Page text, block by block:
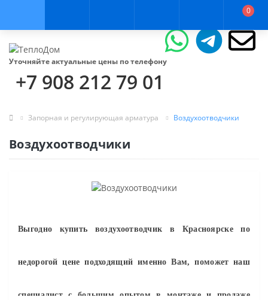
0
Уточняйте актуальные цены по телефону
+7 908 212 79 01
Запорная и регулирующая арматура Воздухоотводчики
Воздухоотводчики
Выгодно купить воздухоотводчик в Красноярске по
недорогой цене подходящий именно Вам, поможет наш
специалист с большим опытом в монтаже и продаже